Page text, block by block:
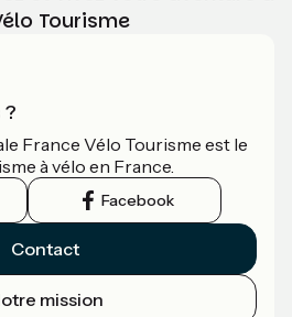
Tourisme
?
France Vélo Tourisme est le
à vélo en France.
Facebook
Contact
mission